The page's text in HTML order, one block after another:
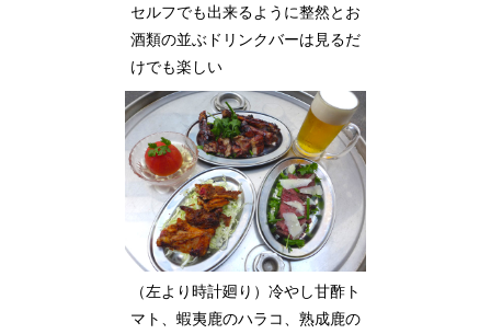
セルフでも出来るように整然とお
酒類の並ぶドリンクバーは見るだ
けでも楽しい
（左より時計廻り）冷やし甘酢ト
マト、蝦夷鹿のハラコ、熟成鹿の